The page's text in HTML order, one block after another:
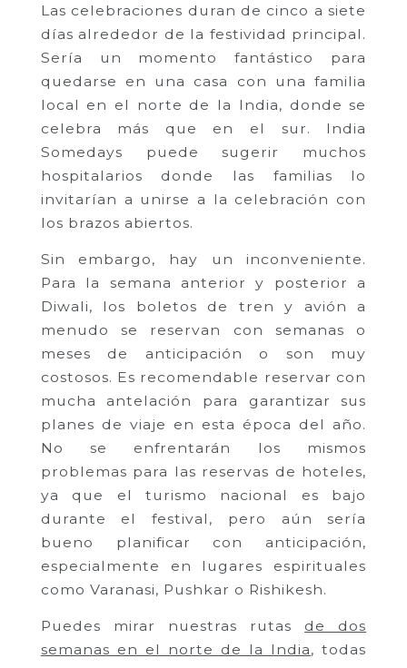
Las celebraciones duran de cinco a siete
días alrededor de la festividad principal.
Sería un momento fantástico para
quedarse en una casa con una familia
local en el norte de la India, donde se
celebra más que en el sur. India
Somedays puede sugerir muchos
hospitalarios donde las familias lo
invitarían a unirse a la celebración con
los brazos abiertos.
Sin embargo, hay un inconveniente.
Para la semana anterior y posterior a
Diwali, los boletos de tren y avión a
menudo se reservan con semanas o
meses de anticipación o son muy
costosos. Es recomendable reservar con
mucha antelación para garantizar sus
planes de viaje en esta época del año.
No se enfrentarán los mismos
problemas para las reservas de hoteles,
ya que el turismo nacional es bajo
durante el festival, pero aún sería
bueno planificar con anticipación,
especialmente en lugares espirituales
como Varanasi, Pushkar o Rishikesh.
Puedes mirar nuestras rutas de dos
semanas en el norte de la India, todas